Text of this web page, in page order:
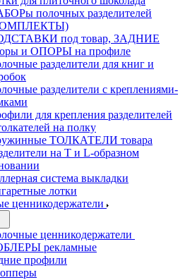
полочных разделителей
под товар, ЗАДНИЕ
и ОПОРЫ на профиле
разделители для книг и
разделители с креплениями-
для крепления разделителей
на полку
ТОЛКАТЕЛИ товара
на Т и L-образном
система выкладки
лотки
ценникодержатели
ценникодержатели
рекламные
профили